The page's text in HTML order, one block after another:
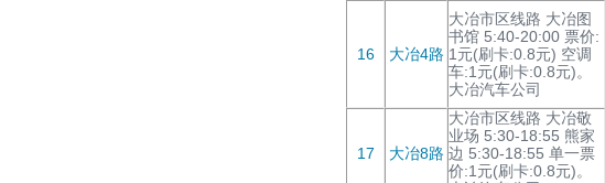
16 大冶4路
大冶市区线路 大冶图
书馆 5:40-20:00 票价:
1元(刷卡:0.8元) 空调
车:1元(刷卡:0.8元)。
大冶汽车公司
17 大冶8路
大冶市区线路 大冶敬
业场 5:30-18:55 熊家
边 5:30-18:55 单一票
价:1元(刷卡:0.8元)。